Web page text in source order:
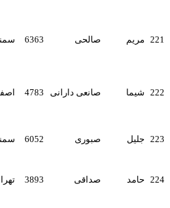
صالحی 6363 سمنان
صانعی دارانی 4783 اصفهان
صبوری 6052 سمنان
صداقی 3893 تهران